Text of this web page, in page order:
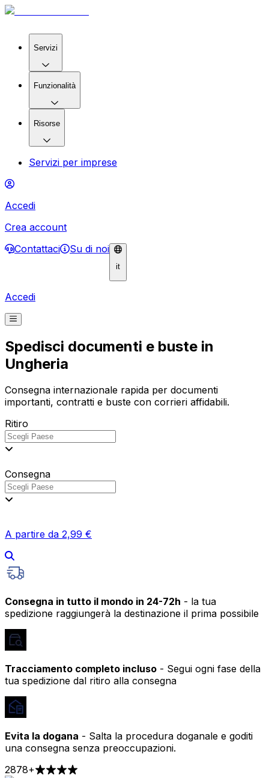
Servizi
Funzionalità
Risorse
Servizi per imprese
Accedi
Crea account
Contattaci
Su di noi
it
Accedi
Spedisci documenti e buste in
Ungheria
Consegna internazionale rapida per documenti
importanti, contratti e buste con corrieri affidabili.
Ritiro
Consegna
A partire da 2,99 €
Consegna in tutto il mondo in 24-72h - la tua
spedizione raggiungerà la destinazione il prima possibile
Tracciamento completo incluso - Segui ogni fase della
tua spedizione dal ritiro alla consegna
Evita la dogana - Salta la procedura doganale e goditi
una consegna senza preoccupazioni.
2878+